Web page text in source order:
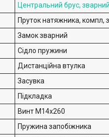
Центральний брус, зварний
Пруток натяжника, компл,
Замок зварний
Сідло пружини
Дистанційна втулка
Засувка
Підкладка
Винт M14x260
Пружина запобіжника